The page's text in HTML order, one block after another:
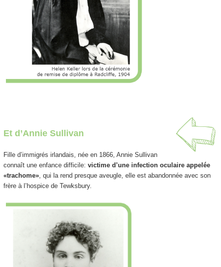
Et d’Annie Sullivan
Fille d’immigrés irlandais, née en 1866, Annie Sullivan
connaît une enfance difficile: victime d’une infection oculaire appelée
«trachome», qui la rend presque aveugle, elle est abandonnée avec son
frère à l’hospice de Tewksbury.